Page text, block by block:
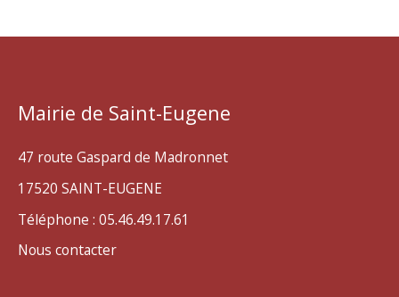
Mairie de Saint-Eugene
47 route Gaspard de Madronnet
17520 SAINT-EUGENE
Téléphone : 05.46.49.17.61
Nous contacter